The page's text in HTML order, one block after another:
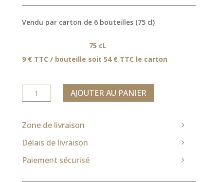
Vendu par carton de 6 bouteilles (75 cl)
75 cL
9 € TTC / bouteille soit 54 € TTC le carton
quantité
de
JUS
RAISIN
-
AJOUTER AU PANIER
Zone de livraison
Délais de livraison
Paiement sécurisé